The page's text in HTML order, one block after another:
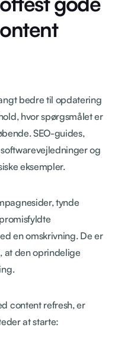
bedre til opdatering
hvor spørgsmålet er
SEO-guides,
og
eksempler.
tynde
en omskrivning. De er
at den oprindelige
content refresh, er
at starte: